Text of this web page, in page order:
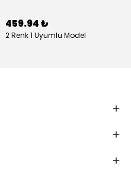
459.94 ₺
2 Renk 1 Uyumlu Model